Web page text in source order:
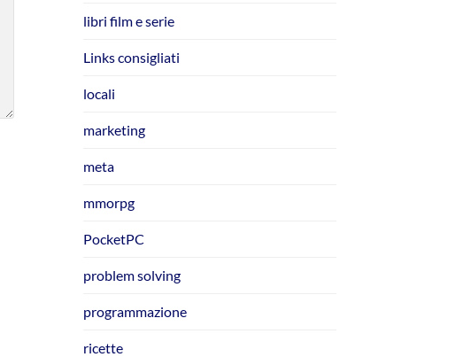
libri film e serie
Links consigliati
locali
marketing
meta
mmorpg
PocketPC
problem solving
programmazione
ricette